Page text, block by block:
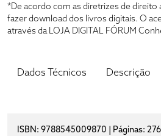
*De acordo com as diretrizes de direito
fazer download dos livros digitais. O
através da LOJA DIGITAL FÓRUM
Dados Técnicos Descrição
ISBN: 9788545009870 | Páginas: